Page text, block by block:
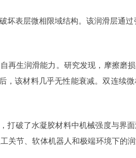
坏表层微相限域结构。该润滑层通
再生润滑能力。研究发现，摩擦磨
，该材料几乎无性能衰减。双连续
打破了水凝胶材料中机械强度与界
关节、软体机器人和极端环境下的